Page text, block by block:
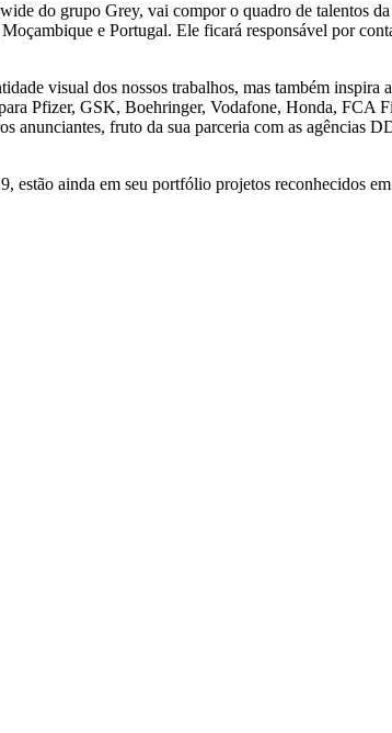
do grupo Grey, vai compor o quadro de talentos
e Portugal. Ele ficará responsável por
visual dos nossos trabalhos, mas também inspira
Pfizer, GSK, Boehringer, Vodafone, Honda, FCA
anunciantes, fruto da sua parceria com as agências
ainda em seu portfólio projetos reconhecidos